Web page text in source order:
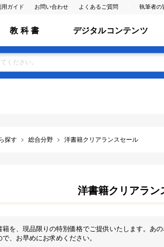
用ガイド お問い合わせ よくあるご質問 執筆者の
教 科 書 デジタルコンテンツ
探す 総合分野 洋書籍クリアランスセール
洋書籍クリアラン
を、現品限りの特別価格でご提供いたします。あ
、お早めにお求めください。